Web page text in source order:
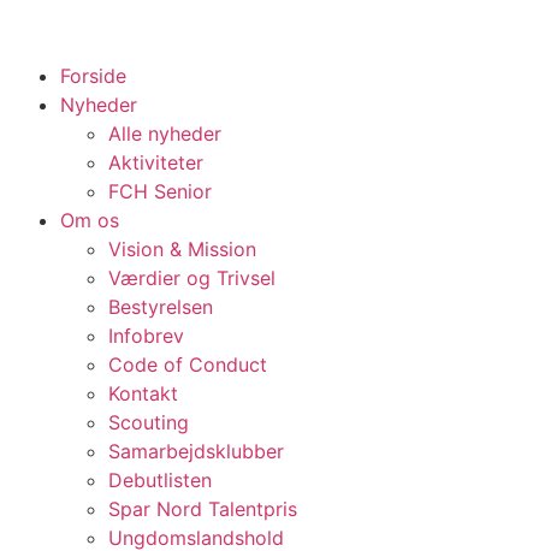
Forside
Nyheder
Alle nyheder
Aktiviteter
FCH Senior
Om os
Vision & Mission
Værdier og Trivsel
Bestyrelsen
Infobrev
Code of Conduct
Kontakt
Scouting
Samarbejdsklubber
Debutlisten
Spar Nord Talentpris
Ungdomslandshold